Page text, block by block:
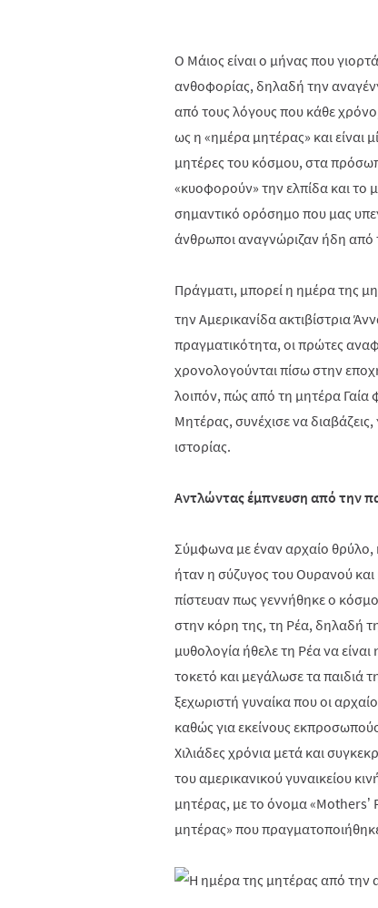
Ο Μάιος είναι ο μήνας που
ανθοφορίας, δηλαδή την
από τους λόγους που κάθε
ως η «ημέρα μητέρας» και είναι
μητέρες του κόσμου, στα
«κυοφορούν» την ελπίδα και το
σημαντικό ορόσημο που μας
άνθρωποι αναγνώριζαν ήδη από
Πράγματι, μπορεί η ημέρα της
την Αμερικανίδα ακτιβίστρια
πραγματικότητα, οι πρώτες
χρονολογούνται πίσω στην
λοιπόν, πώς από τη μητέρα
Μητέρας, συνέχισε να διαβάζεις,
ιστορίας.
Αντλώντας έμπνευση από την
Σύμφωνα με έναν αρχαίο θρύλο,
ήταν η σύζυγος του Ουρανού
πίστευαν πως γεννήθηκε ο
στην κόρη της, τη Ρέα, δηλαδή
μυθολογία ήθελε τη Ρέα να
τοκετό και μεγάλωσε τα παιδιά
ξεχωριστή γυναίκα που οι
καθώς για εκείνους
Χιλιάδες χρόνια μετά και
του αμερικανικού γυναικείου
μητέρας, με το όνομα
μητέρας» που